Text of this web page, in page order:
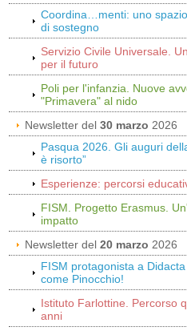
Coordina…menti: uno
di sostegno
Servizio Civile Universale.
per il futuro
Poli per l'infanzia. Nuove
"Primavera" al nido
Newsletter del30 marzo 2026
Pasqua 2026. Gli auguri
è risorto”
Esperienze: percorsi
FISM. Progetto Erasmus.
impatto
Newsletter del20 marzo 2026
FISM protagonista a
come Pinocchio!
Istituto Farlottine. Percorso
anni